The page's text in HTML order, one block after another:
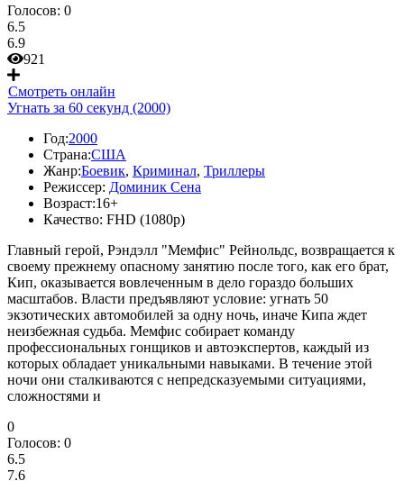
Голосов: 0
6.5
6.9
921
Смотреть онлайн
Угнать за 60 секунд (2000)
Год:2000
Страна:США
Жанр:Боевик, Криминал, Триллеры
Режиссер: Доминик Сена
Возраст:16+
Качество: FHD (1080p)
Главный герой, Рэндэлл "Мемфис" Рейнольдс, возвращается к
своему прежнему опасному занятию после того, как его брат,
Кип, оказывается вовлеченным в дело гораздо больших
масштабов. Власти предъявляют условие: угнать 50
экзотических автомобилей за одну ночь, иначе Кипа ждет
неизбежная судьба. Мемфис собирает команду
профессиональных гонщиков и автоэкспертов, каждый из
которых обладает уникальными навыками. В течение этой
ночи они сталкиваются с непредсказуемыми ситуациями,
сложностями и
0
Голосов: 0
6.5
7.6